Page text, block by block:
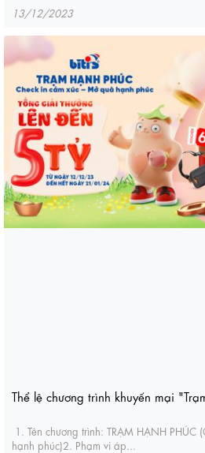
13/12/2023
Thể lệ chương trình khuyến mại
1. Tên chương trình: TRẠM HẠNH PHÚC
hạnh phúc)2. Phạm vi áp...